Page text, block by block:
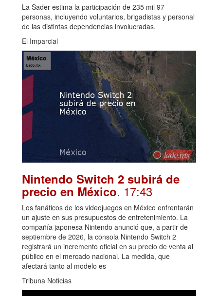
La Sader estima la participación de 235 mil 97
personas, incluyendo voluntarios, brigadistas y personal
de las distintas dependencias involucradas.
El Imparcial
Nintendo Switch 2 subirá de
precio en México. 17:43
Los fanáticos de los videojuegos en México enfrentarán
un ajuste en sus presupuestos de entretenimiento. La
compañía japonesa Nintendo anunció que, a partir de
septiembre de 2026, la consola Nintendo Switch 2
registrará un incremento oficial en su precio de venta al
público en el mercado nacional. La medida, que
afectará tanto al modelo es
Tribuna Noticias